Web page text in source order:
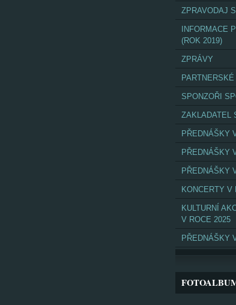
ZPRAVODAJ
INFORMACE
(ROK 2019)
ZPRÁVY
SPONZOŘI
ZAKLADATEL
PŘEDNÁŠKY
PŘEDNÁŠKY
PŘEDNÁŠKY
KONCERTY V
KULTURNÍ
V ROCE 2025
PŘEDNÁŠKY